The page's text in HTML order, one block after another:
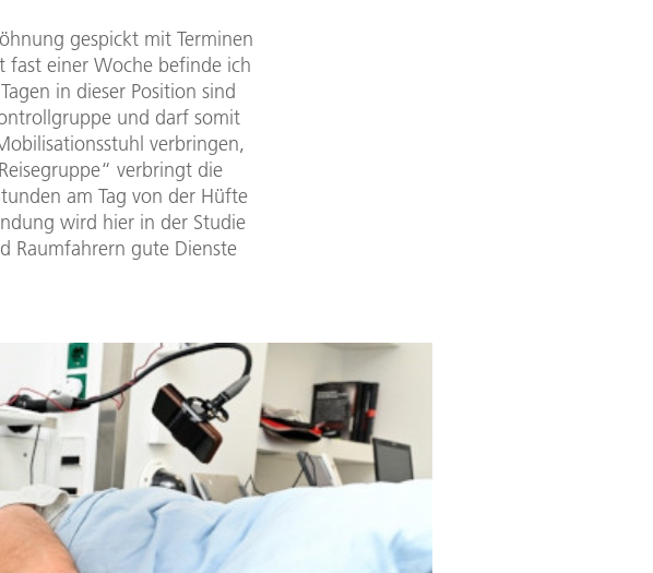
gespickt mit Terminen
fast einer Woche befinde ich
in dieser Position sind
und darf somit
verbringen,
verbringt die
am Tag von der Hüfte
wird hier in der Studie
Raumfahrern gute Dienste